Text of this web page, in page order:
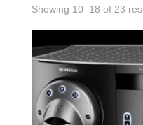
Showing 10–18 of 23